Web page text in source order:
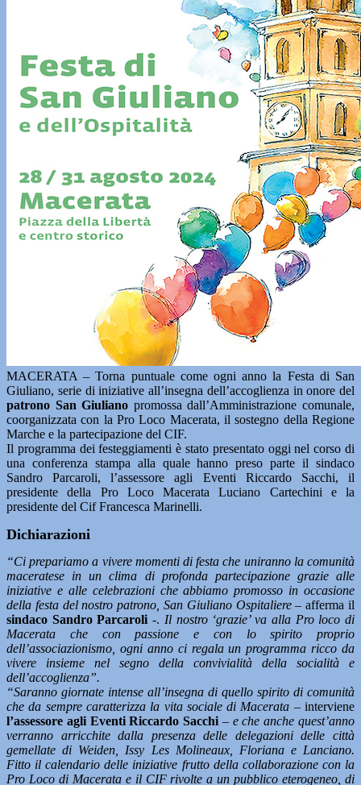
MACERATA – Torna puntuale come ogni anno la Festa di San
Giuliano, serie di iniziative all’insegna dell’accoglienza in onore del
patrono San Giuliano promossa dall’Amministrazione comunale,
coorganizzata con la Pro Loco Macerata, il sostegno della Regione
Marche e la partecipazione del CIF.
Il programma dei festeggiamenti è stato presentato oggi nel corso di
una conferenza stampa alla quale hanno preso parte il sindaco
Sandro Parcaroli, l’assessore agli Eventi Riccardo Sacchi, il
presidente della Pro Loco Macerata Luciano Cartechini e la
presidente del Cif Francesca Marinelli.
Dichiarazioni
“Ci prepariamo a vivere momenti di festa che uniranno la comunità
maceratese in un clima di profonda partecipazione grazie alle
iniziative e alle celebrazioni che abbiamo promosso in occasione
della festa del nostro patrono, San Giuliano Ospitaliere– afferma il
sindaco Sandro Parcaroli -. Il nostro ‘grazie’ va alla Pro loco di
Macerata che con passione e con lo spirito proprio
dell’associazionismo, ogni anno ci regala un programma ricco da
vivere insieme nel segno della convivialità della socialità e
dell’accoglienza”.
“Saranno giornate intense all’insegna di quello spirito di comunità
che da sempre caratterizza la vita sociale di Macerata –interviene
l’assessore agli Eventi Riccardo Sacchi – e che anche quest’anno
verranno arricchite dalla presenza delle delegazioni delle città
gemellate di Weiden, Issy Les Molineaux, Floriana e Lanciano.
Fitto il calendario delle iniziative frutto della collaborazione con la
Pro Loco di Macerata e il CIF rivolte a un pubblico eterogeneo, di